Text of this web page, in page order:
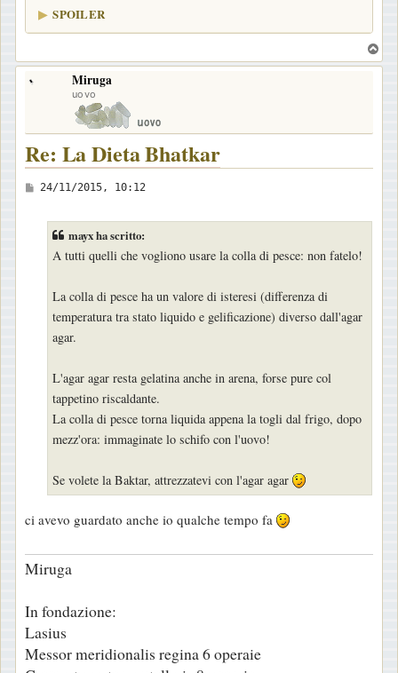
o
SPOILER
o
Miruga
uovo
Re: La Dieta Bhatkar
M
24/11/2015, 10:12
mayx ha scritto:
A tutti quelli che vogliono usare la colla di pesce: non fatelo!
La colla di pesce ha un valore di isteresi (differenza di
temperatura tra stato liquido e gelificazione) diverso dall'agar
agar.
L'agar agar resta gelatina anche in arena, forse pure col
tappetino riscaldante.
La colla di pesce torna liquida appena la togli dal frigo, dopo
mezz'ora: immaginate lo schifo con l'uovo!
Se volete la Baktar, attrezzatevi con l'agar agar
ci avevo guardato anche io qualche tempo fa
Miruga
In fondazione:
Lasius
Messor meridionalis regina 6 operaie